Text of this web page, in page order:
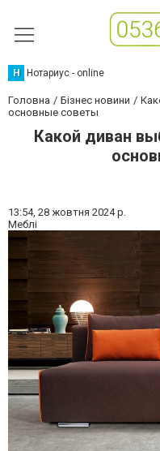
Н Нотариус - online
Головна Бізнес новини
основные советы
Какой диван
13:54, 28 жовтня 2024 р.
Меблі